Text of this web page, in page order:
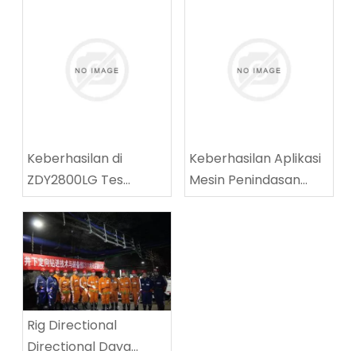
Keberhasilan di
ZDY2800LG Tes
peralatan teknis
pengeboran spiral
berkecepatan tinggi
Keberhasilan Aplikasi
Mesin Penindasan
Jalanan Batubara
Rig Directional
Directional Daya